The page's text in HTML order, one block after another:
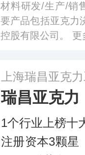
材料研发/生产/销
要产品包括亚克力
控股有限公司。 更
上海瑞昌亚克
瑞昌亚克力
1个行业上榜十
注册资本3颗星